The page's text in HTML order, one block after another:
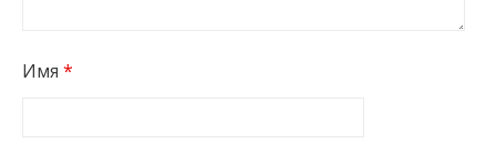
Имя *